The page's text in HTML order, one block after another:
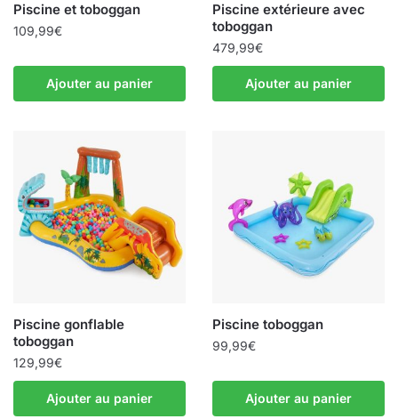
Piscine et toboggan
109,99€
Ajouter au panier
Piscine extérieure avec
toboggan
479,99€
Ajouter au panier
Piscine gonflable
toboggan
129,99€
Ajouter au panier
Piscine toboggan
99,99€
Ajouter au panier